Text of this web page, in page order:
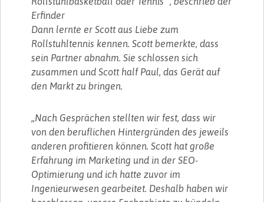
Erfinder
Dann lernte er Scott aus Liebe zum
Rollstuhltennis kennen. Scott bemerkte, dass
sein Partner abnahm. Sie schlossen sich
zusammen und Scott half Paul, das Gerät auf
den Markt zu bringen.
„Nach Gesprächen stellten wir fest, dass wir
von den beruflichen Hintergründen des jeweils
anderen profitieren können. Scott hat große
Erfahrung im Marketing und in der SEO-
Optimierung und ich hatte zuvor im
Ingenieurwesen gearbeitet. Deshalb haben wir